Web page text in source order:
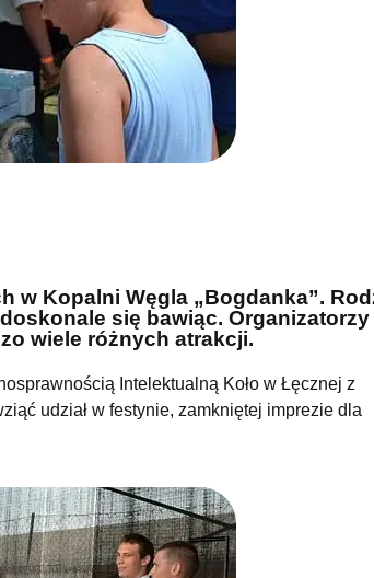
w Kopalni Węgla „Bogdanka”.
się bawiąc. Organizatorzy
wiele różnych atrakcji.
Intelektualną Koło w Łęcznej z
udział w festynie, zamkniętej imprezie dla